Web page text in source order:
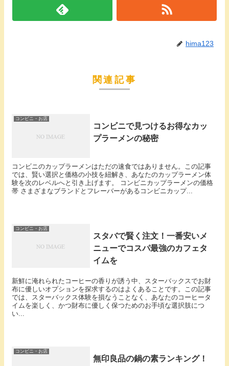
hima123
関連記事
コンビニ・お店
コンビニで見つけるお得なカッ
プラーメンの秘密
コンビニのカップラーメンはただの速食ではありません。この記事
では、賢い選択と価格の小技を紐解き、あなたのカップラーメン体
験を次のレベルへと引き上げます。 コンビニカップラーメンの価格
帯 さまざまなブランドとフレーバーがあるコンビニカップ...
コンビニ・お店
スタバで賢く注文！一番安いメ
ニューでコスパ最強のカフェタ
イムを
新鮮に淹れられたコーヒーの香りが誘う中、スターバックスでお財
布に優しいオプションを探求するのはよくあることです。この記事
では、スターバックス体験を損なうことなく、あなたのコーヒータ
イムを楽しく、かつ財布に優しく保つためのお手頃な選択肢につ
い...
コンビニ・お店
無印良品の鍋の素ランキング！